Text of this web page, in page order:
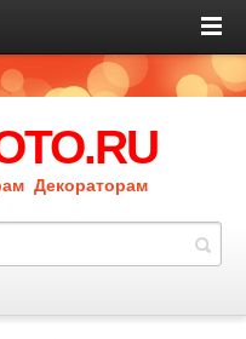
Декораторам